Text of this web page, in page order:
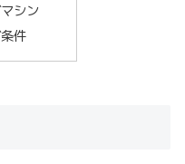
シン
件